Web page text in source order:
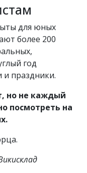
для юных
более 200
год
и праздники.
но не каждый
посмотреть на